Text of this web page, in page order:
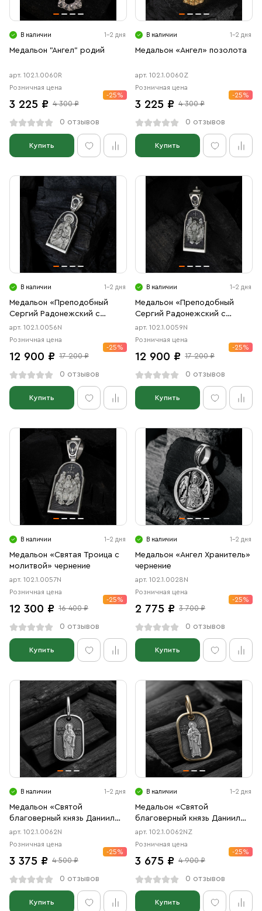
Свечи
Ювелирные изделия
В наличии 1-2 дня
Медальон "Ангел" родий
арт. 102.1.0060R
Розничная цена
3 225 ₽ 4 300 ₽
-25%
0 отзывов
Купить
В наличии 1-2 дня
Медальон «Ангел» позолота
арт. 102.1.0060Z
Розничная цена
3 225 ₽ 4 300 ₽
-25%
0 отзывов
Купить
В наличии 1-2 дня
Медальон «Преподобный
Сергий Радонежский с
молитвой» чернение
арт. 102.1.0056N
Розничная цена
12 900 ₽ 17 200 ₽
-25%
0 отзывов
Купить
В наличии 1-2 дня
Медальон «Преподобный
Сергий Радонежский с
Троицей» чернение
арт. 102.1.0059N
Розничная цена
12 900 ₽ 17 200 ₽
-25%
0 отзывов
Купить
В наличии 1-2 дня
Медальон «Святая Троица с
молитвой» чернение
арт. 102.1.0057N
Розничная цена
12 300 ₽ 16 400 ₽
-25%
0 отзывов
Купить
В наличии 1-2 дня
Медальон «Ангел Хранитель»
чернение
арт. 102.1.0028N
Розничная цена
2 775 ₽ 3 700 ₽
-25%
0 отзывов
Купить
В наличии 1-2 дня
Медальон «Святой
благоверный князь Даниил
Московский» чернение
арт. 102.1.0062N
Розничная цена
3 375 ₽ 4 500 ₽
-25%
0 отзывов
Купить
В наличии 1-2 дня
Медальон «Святой
благоверный князь Даниил
Московский» чернение,
позолота
арт. 102.1.0062NZ
Розничная цена
3 675 ₽ 4 900 ₽
-25%
0 отзывов
Купить